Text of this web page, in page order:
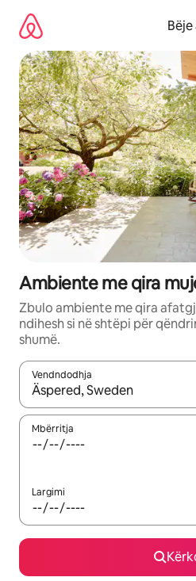
përmbajtja
Ambiente me qira
Zbulo ambiente me qira
ndihesh si në shtëpi për
shumë.
Vendndodhja
Kur rezultatet të jenë të
Mbërritja
Largimi